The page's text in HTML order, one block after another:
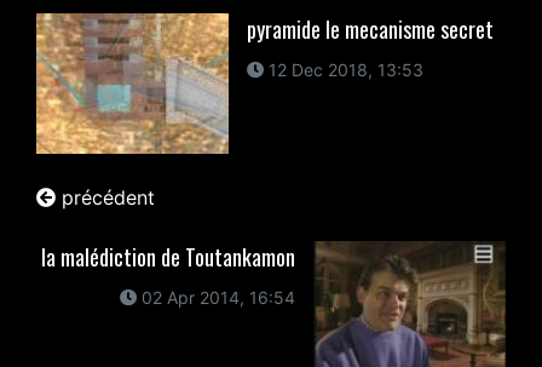
pyramide le mecanisme secret
12 Dec 2018, 13:53
précédent
la malédiction de Toutankamon
02 Apr 2014, 16:54